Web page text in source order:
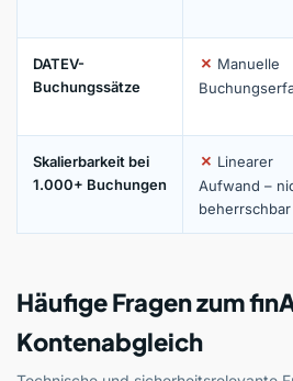
DATEV-
Buchungssätze
✗ Manuelle
Skalierbarkeit bei
1.000+ Buchungen
✗ Linearer
Aufwand –
beherrschbar
Häufige Fragen zum
Kontenabgleich